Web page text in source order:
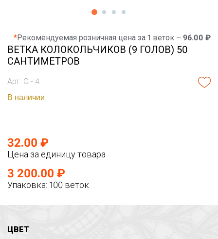
*Рекомендуемая розничная цена за 1 веток – 96.00 ₽
ВЕТКА КОЛОКОЛЬЧИКОВ (9 ГОЛОВ) 50
САНТИМЕТРОВ
Арт. О - 4
В наличии
32.00 ₽
Цена за единицу товара
3 200.00 ₽
Упаковка: 100 веток
ЦВЕТ